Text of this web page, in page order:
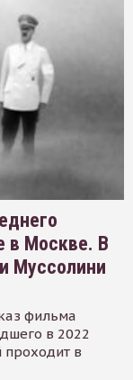
в Москве. В
Муссолини
фильма
в 2022
проходит в